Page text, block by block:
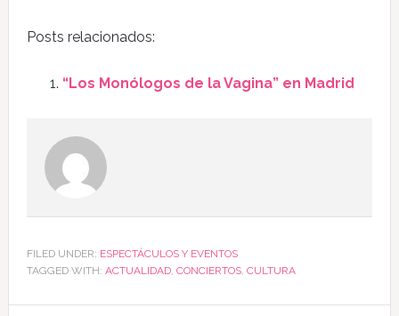
Posts relacionados:
“Los Monólogos de la Vagina” en Madrid
FILED UNDER: ESPECTÁCULOS Y EVENTOS
TAGGED WITH: ACTUALIDAD, CONCIERTOS, CULTURA